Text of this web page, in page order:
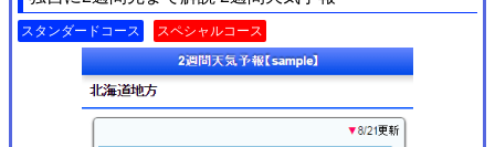
スタンダードコース スペシャルコース